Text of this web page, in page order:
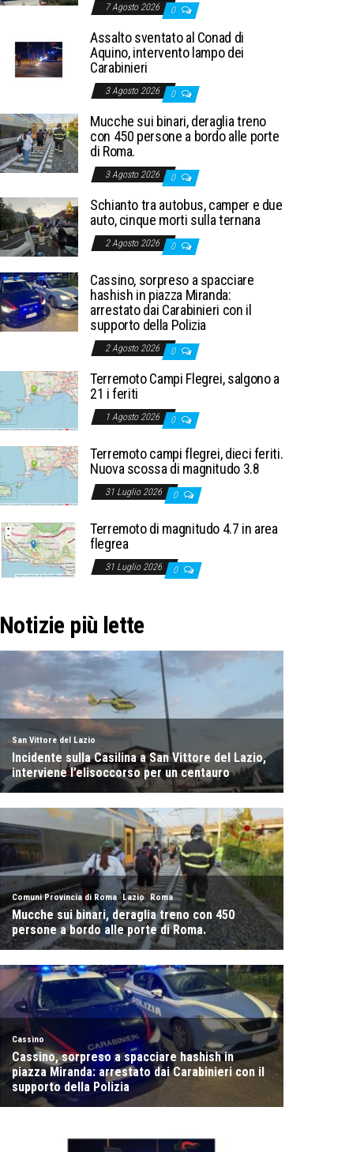
7 Agosto 2026 0
Assalto sventato al Conad di
Aquino, intervento lampo dei
Carabinieri
3 Agosto 2026 0
Mucche sui binari, deraglia treno
con 450 persone a bordo alle porte
di Roma.
3 Agosto 2026 0
Schianto tra autobus, camper e due
auto, cinque morti sulla ternana
2 Agosto 2026 0
Cassino, sorpreso a spacciare
hashish in piazza Miranda:
arrestato dai Carabinieri con il
supporto della Polizia
2 Agosto 2026 0
Terremoto Campi Flegrei, salgono a
21 i feriti
1 Agosto 2026 0
Terremoto campi flegrei, dieci feriti.
Nuova scossa di magnitudo 3.8
31 Luglio 2026 0
Terremoto di magnitudo 4.7 in area
flegrea
31 Luglio 2026 0
Notizie più lette